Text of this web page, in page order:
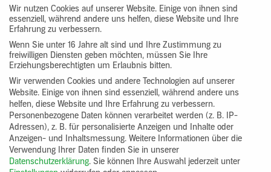
1042,96 €
VK7
785,77 €
Gruppenprodukt
yosima_designputz_bigb
Wir nutzen Cookies auf unserer Website. Einige von ihnen sind
essenziell, während andere uns helfen, diese Website und Ihre
Erfahrung zu verbessern.
Wenn Sie unter 16 Jahre alt sind und Ihre Zustimmung zu
freiwilligen Diensten geben möchten, müssen Sie Ihre
Erziehungsberechtigten um Erlaubnis bitten.
Wir verwenden Cookies und andere Technologien auf unserer
Website. Einige von ihnen sind essenziell, während andere uns
helfen, diese Website und Ihre Erfahrung zu verbessern.
Personenbezogene Daten können verarbeitet werden (z. B. IP-
Adressen), z. B. für personalisierte Anzeigen und Inhalte oder
Anzeigen- und Inhaltsmessung. Weitere Informationen über die
Verwendung Ihrer Daten finden Sie in unserer
Datenschutzerklärung. Sie können Ihre Auswahl jederzeit unter